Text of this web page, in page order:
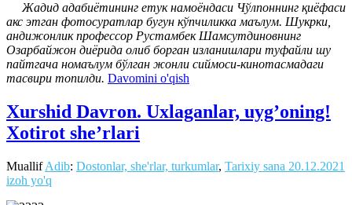
Жадид адабиётининг етук намоёндаси Чўлпоннинг қиёфаси
акс этган фотосуратлар бугун кўпчиликка маълум. Шукрки,
андижонлик профессор Рустамбек Шамсутдиновнинг
Озарбайжон диёрида олиб борган изланишлари туфайли шу
пайтгача номаълум бўлган жонли сиймоси-кинотасмадаги
тасвири топилди. Davomini o'qish
Xurshid Davron. Uxlaganlar, uyg’oning!
Xotirot she’rlari
MuallifAdib: Dostonlar, she'rlar, turkumlar, Tarixiy sana 20.12.2021
izoh yo'q